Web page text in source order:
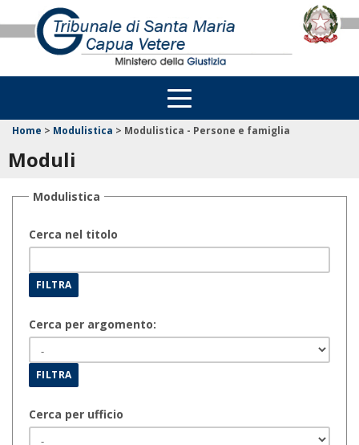
Home > Modulistica > Modulistica - Persone e famiglia
Moduli
Modulistica
Cerca nel titolo
Cerca per argomento:
Cerca per ufficio